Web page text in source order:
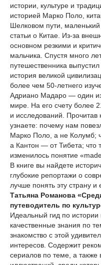
истории, культуре и
историей Марко Поло,
Шелковом пути,
статьи о Китае. Из-за
основном резкими и
мальчика. Спустя много
путешественника
история великой
более чем 50-летнего
Адриано Мадаро — один
мире. На его счету более
и исследований. Прочитав
узнаете: почему нам
Марко Поло, а не Колумб;
а Кантон — от Тибета; что
изменилось понятие
В книге вы найдете
глубокие репортажи о
лучше понять эту страну и
Татьяна Романова
путеводитель по
Идеальный гид по истории
качественные знания по
знакомство с этой
интересов. Содержит
сериалов по теме, а также